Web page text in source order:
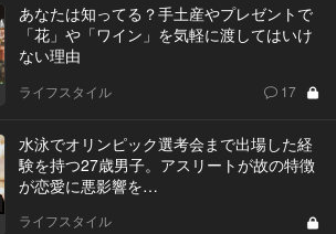
あなたは知ってる？手土産やプレゼントで
「花」や「ワイン」を気軽に渡してはいけ
ない理由
ライフスタイル 17
水泳でオリンピック選考会まで出場した経
験を持つ27歳男子。アスリートが故の特徴
が恋愛に悪影響を…
ライフスタイル